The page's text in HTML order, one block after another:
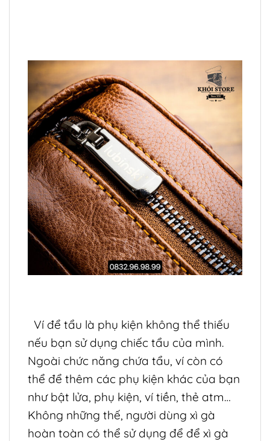
Ví để tẩu là phụ kiện không thể thiếu
nếu bạn sử dụng chiếc tẩu của mình.
Ngoài chức năng chứa tẩu, ví còn có
thể để thêm các phụ kiện khác của bạn
như bật lửa, phụ kiện, ví tiền, thẻ atm…
Không những thế, người dùng xì gà
hoàn toàn có thể sử dụng để để xì gà